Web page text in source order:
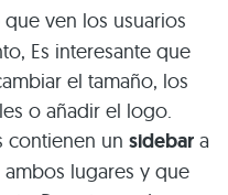
ven los usuarios
Es interesante que
el tamaño, los
o añadir el logo.
contienen un sidebar a
lugares y que